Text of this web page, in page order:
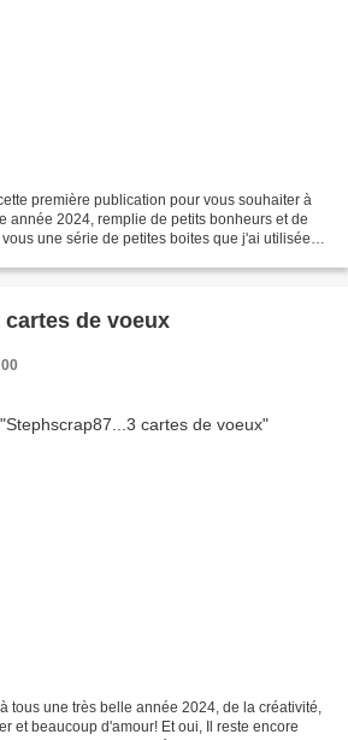
première publication pour vous souhaiter à
année 2024, remplie de petits bonheurs et de
une série de petites boites que j'ai utilisées
cartes de voeux
tous une très belle année 2024, de la créativité,
et beaucoup d'amour! Et oui, Il reste encore